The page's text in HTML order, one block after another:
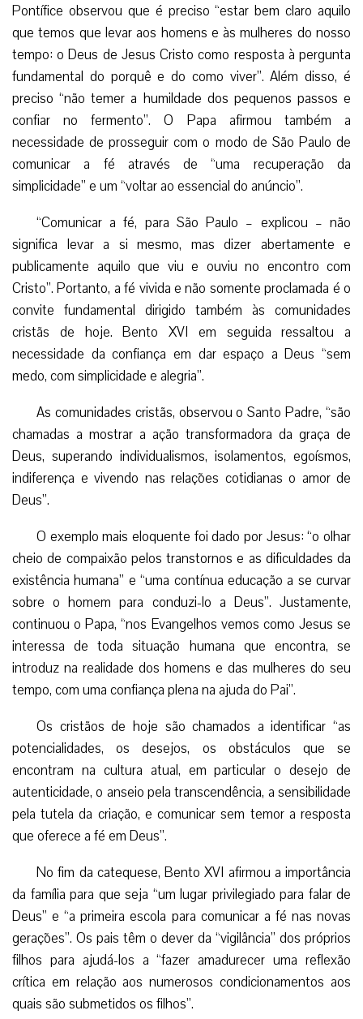
Pontífice observou que é preciso “estar bem claro aquilo
que temos que levar aos homens e às mulheres do nosso
tempo: o Deus de Jesus Cristo como resposta à pergunta
fundamental do porquê e do como viver”. Além disso, é
preciso “não temer a humildade dos pequenos passos e
confiar no fermento”. O Papa afirmou também a
necessidade de prosseguir com o modo de São Paulo de
comunicar a fé através de “uma recuperação da
simplicidade” e um “voltar ao essencial do anúncio”.
“Comunicar a fé, para São Paulo – explicou – não
significa levar a si mesmo, mas dizer abertamente e
publicamente aquilo que viu e ouviu no encontro com
Cristo”. Portanto, a fé vivida e não somente proclamada é o
convite fundamental dirigido também às comunidades
cristãs de hoje. Bento XVI em seguida ressaltou a
necessidade da confiança em dar espaço a Deus “sem
medo, com simplicidade e alegria”.
As comunidades cristãs, observou o Santo Padre, “são
chamadas a mostrar a ação transformadora da graça de
Deus, superando individualismos, isolamentos, egoísmos,
indiferença e vivendo nas relações cotidianas o amor de
Deus”.
O exemplo mais eloquente foi dado por Jesus: “o olhar
cheio de compaixão pelos transtornos e as dificuldades da
existência humana” e “uma contínua educação a se curvar
sobre o homem para conduzi-lo a Deus”. Justamente,
continuou o Papa, “nos Evangelhos vemos como Jesus se
interessa de toda situação humana que encontra, se
introduz na realidade dos homens e das mulheres do seu
tempo, com uma confiança plena na ajuda do Pai”.
Os cristãos de hoje são chamados a identificar “as
potencialidades, os desejos, os obstáculos que se
encontram na cultura atual, em particular o desejo de
autenticidade, o anseio pela transcendência, a sensibilidade
pela tutela da criação, e comunicar sem temor a resposta
que oferece a fé em Deus”.
No fim da catequese, Bento XVI afirmou a importância
da família para que seja “um lugar privilegiado para falar de
Deus” e “a primeira escola para comunicar a fé nas novas
gerações”. Os pais têm o dever da “vigilância” dos próprios
filhos para ajudá-los a “fazer amadurecer uma reflexão
crítica em relação aos numerosos condicionamentos aos
quais são submetidos os filhos”.